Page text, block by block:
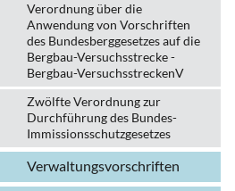
Verordnung über die
Anwendung von Vorschriften
des Bundesberggesetzes auf die
Bergbau-Versuchsstrecke -
Bergbau-VersuchsstreckenV
Zwölfte Verordnung zur
Durchführung des Bundes-
Immissionsschutzgesetzes
Verwaltungs­vorschriften